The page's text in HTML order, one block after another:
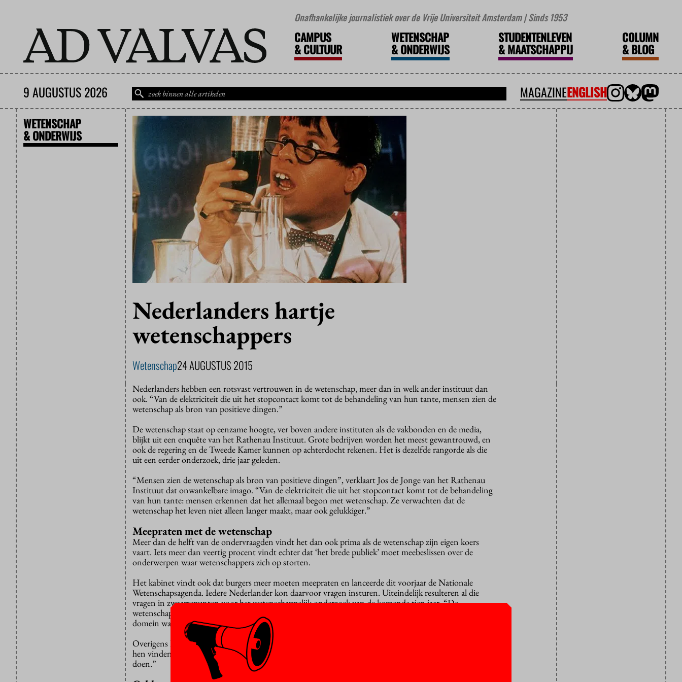
Onafhankelijke journalistiek over de Vrije Universiteit Amsterdam | Sinds 1953
CAMPUS
&CULTUUR
WETENSCHAP
&ONDERWIJS
STUDENTENLEVEN
&MAATSCHAPPIJ
COLUMN
&BLOG
9 AUGUSTUS 2026 MAGAZINEENGLISH
WETENSCHAP
& ONDERWIJS
Nederlanders hartje
wetenschappers
Wetenschap24 AUGUSTUS 2015
Nederlanders hebben een rotsvast vertrouwen in de wetenschap, meer dan in welk ander instituut dan
ook. “Van de elektriciteit die uit het stopcontact komt tot de behandeling van hun tante, mensen zien de
wetenschap als bron van positieve dingen.”
De wetenschap staat op eenzame hoogte, ver boven andere instituten als de vakbonden en de media,
blijkt uit een enquête van het Rathenau Instituut. Grote bedrijven worden het meest gewantrouwd, en
ook de regering en de Tweede Kamer kunnen op achterdocht rekenen. Het is dezelfde rangorde als die
uit een eerder onderzoek, drie jaar geleden.
“Mensen zien de wetenschap als bron van positieve dingen”, verklaart Jos de Jonge van het Rathenau
Instituut dat onwankelbare imago. “Van de elektriciteit die uit het stopcontact komt tot de behandeling
van hun tante: mensen erkennen dat het allemaal begon met wetenschap. Ze verwachten dat de
wetenschap het leven niet alleen langer maakt, maar ook gelukkiger.”
Meepraten met de wetenschap
Meer dan de helft van de ondervraagden vindt het dan ook prima als de wetenschap zijn eigen koers
vaart. Iets meer dan veertig procent vindt echter dat ‘het brede publiek’ moet meebeslissen over de
onderwerpen waar wetenschappers zich op storten.
Het kabinet vindt ook dat burgers meer moeten meepraten en lanceerde dit voorjaar de Nationale
Wetenschapsagenda. Iedere Nederlander kon daarvoor vragen insturen. Uiteindelijk resulteren al die
vragen in zwaartepunten voor het wetenschappelijk onderzoek van de komende tien jaar. “De
wetenschap is eigenlijk het laatste bolwerk dat gedemocratiseerd wordt”, zegt De Jonge. “Het is een
domein waar bijna alleen nog vanuit de wetenschap zelf wordt gestuurd.”
Overigens hoeft maar vijftien procent van de ondervraagden zelf invloed uit te oefenen. “De meeste van
hen vinden het een goed plan als burgers meedenken, maar hoeven dat niet noodzakelijkerwijs zelf te
doen.”